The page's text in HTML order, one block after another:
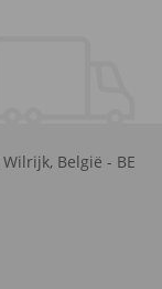
Wilrijk, België - BE